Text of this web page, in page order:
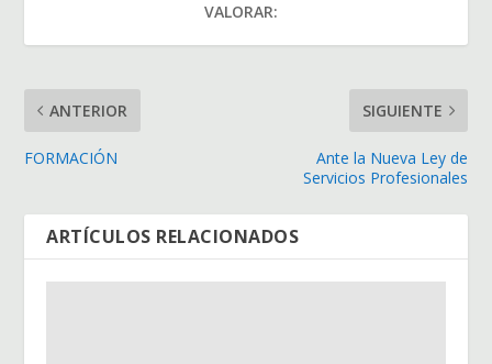
VALORAR:
ANTERIOR
FORMACIÓN
SIGUIENTE
Ante la Nueva Ley de
Servicios Profesionales
ARTÍCULOS RELACIONADOS